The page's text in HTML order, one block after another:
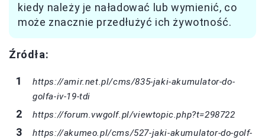
kiedy należy je naładować lub wymienić, co
może znacznie przedłużyć ich żywotność.
Źródła:
https://amir.net.pl/cms/835-jaki-akumulator-do-
golfa-iv-19-tdi
https://forum.vwgolf.pl/viewtopic.php?t=298722
https://akumeo.pl/cms/527-jaki-akumulator-do-golf-